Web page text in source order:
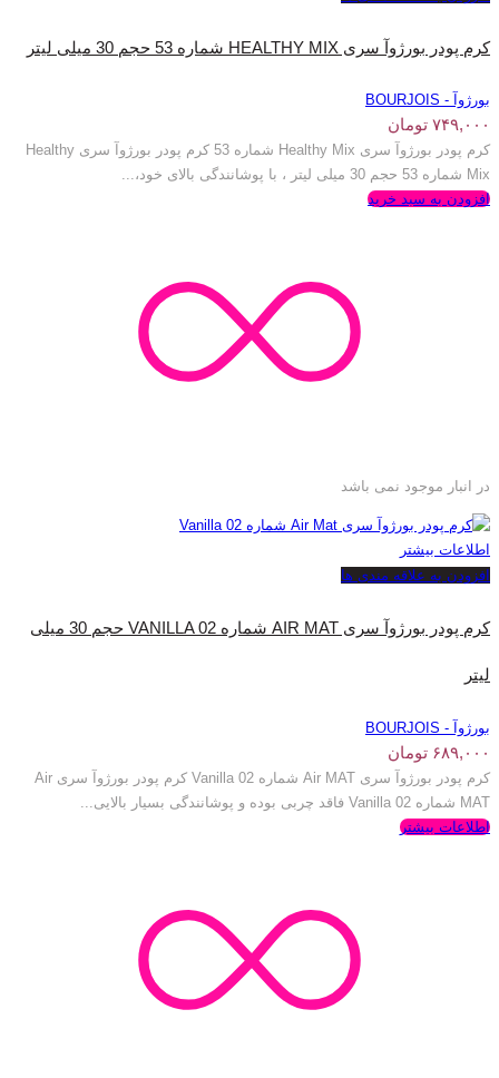
کرم پودر بورژوآ سری HEALTHY MIX شماره 53 حجم 30 میلی لیتر
بورژوآ - BOURJOIS
۷۴۹,۰۰۰ تومان
کرم پودر بورژوآ سری Healthy Mix شماره 53 کرم پودر بورژوآ سری Healthy
Mix شماره 53 حجم 30 میلی لیتر ، با پوشانندگی بالای خود،...
افزودن به سبد خرید
در انبار موجود نمی باشد
اطلاعات بیشتر
افزودن به علاقه مندی ها
کرم پودر بورژ‌وآ سری AIR MAT شماره VANILLA 02 حجم 30 میلی
لیتر
بورژوآ - BOURJOIS
۶۸۹,۰۰۰ تومان
کرم پودر بورژ‌وآ سری Air MAT شماره Vanilla 02 کرم پودر بورژ‌وآ سری Air
MAT شماره Vanilla 02 فاقد چربی بوده و پوشانندگی بسیار بالایی...
اطلاعات بیشتر